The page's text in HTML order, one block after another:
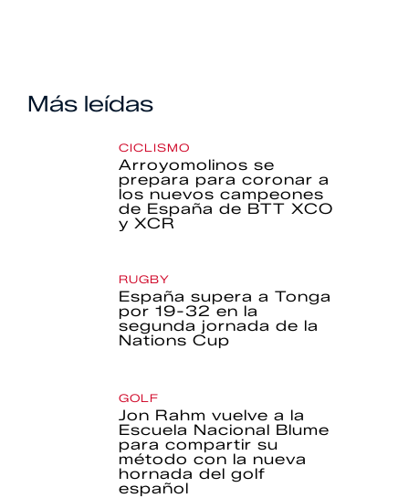
Más leídas
CICLISMO
Arroyomolinos se
prepara para coronar a
los nuevos campeones
de España de BTT XCO
y XCR
RUGBY
España supera a Tonga
por 19-32 en la
segunda jornada de la
Nations Cup
GOLF
Jon Rahm vuelve a la
Escuela Nacional Blume
para compartir su
método con la nueva
hornada del golf
español